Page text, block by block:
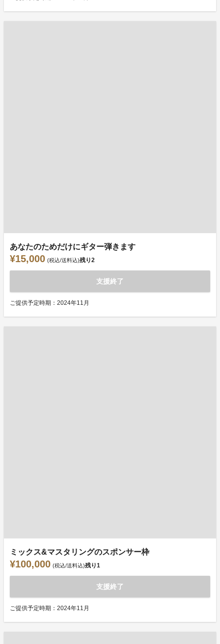
あなたのためだけにギター弾きます
¥15,000 (税込/送料込)残り2
支援終了
ご提供予定時期：2024年11月
ミックス&マスタリングのスポンサー枠
¥100,000 (税込/送料込)残り1
支援終了
ご提供予定時期：2024年11月